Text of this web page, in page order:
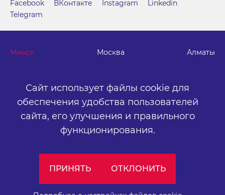
Сайт использует файлы cookie для
обеспечения удобства пользователей
сайта, его улучшения и правильного
функционирования.
ПРИНЯТЬ ОТКЛОНИТЬ
Минск Москва Алматы
г. Минск, м. "Парк Челюскинцев", бизнес-центр "Time"
ул. Толбухина, 2, эт. 5. ООО «Артокс Медиа», УНП
191445164
+375 (17) 388-72-73
info@artox-media.by
Публичный договор
Facebook ВКонтакте Instagram
Linkedin
Telegram